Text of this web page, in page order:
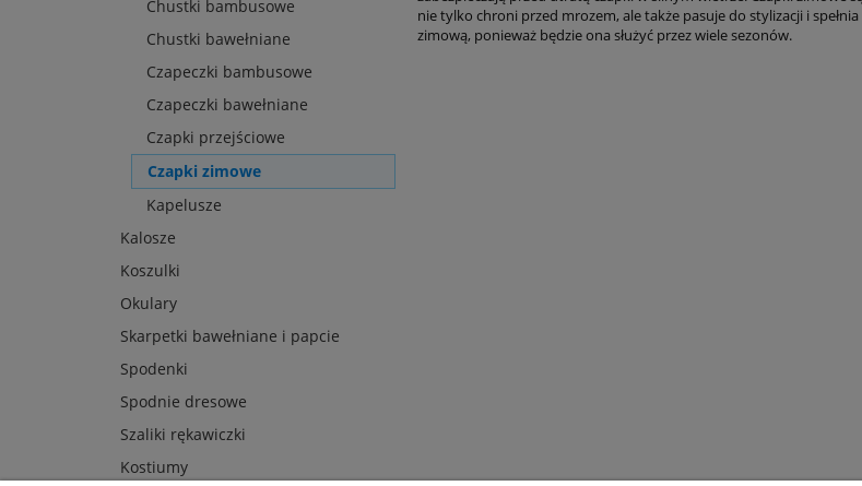
Chustki bambusowe
Chustki bawełniane
Czapeczki bambusowe
Czapeczki bawełniane
Czapki przejściowe
Czapki zimowe
Kapelusze
Kalosze
Koszulki
Okulary
Skarpetki bawełniane i papcie
Spodenki
Spodnie dresowe
Szaliki rękawiczki
Kostiumy
nie tylko chroni przed mrozem, ale także pasuje do stylizacji i
zimową, ponieważ będzie ona służyć przez wiele sezonów.